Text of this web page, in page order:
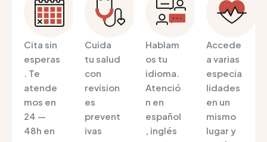
Cita sin
esperas
. Te
atende
mos en
24 —
48h en
Cuida
tu salud
con
revision
es
prevent
ivas
Hablam
os tu
idioma.
Atenció
n en
español
, inglés
Accede
a varias
especia
lidades
en un
mismo
lugar y